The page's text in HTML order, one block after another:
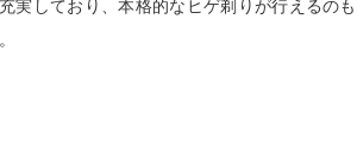
実しており、本格的なヒゲ剃りが行えるの